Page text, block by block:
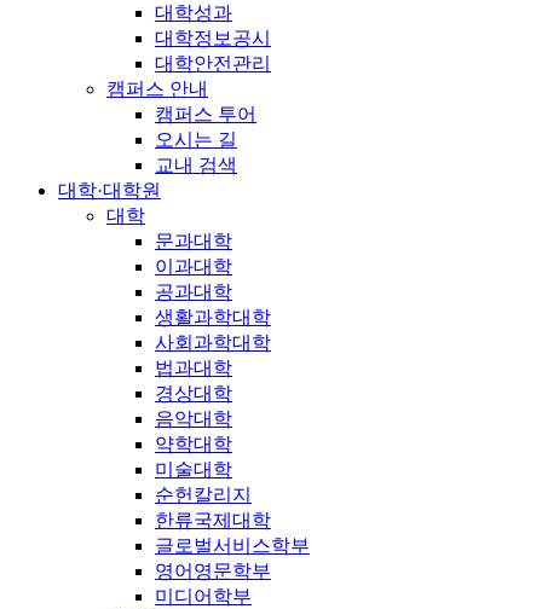
대학성과
대학정보공시
대학안전관리
캠퍼스 안내
캠퍼스 투어
오시는 길
교내 검색
대학·대학원
대학
문과대학
이과대학
공과대학
생활과학대학
사회과학대학
법과대학
경상대학
음악대학
약학대학
미술대학
순헌칼리지
한류국제대학
글로벌서비스학부
영어영문학부
미디어학부